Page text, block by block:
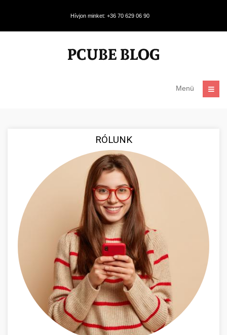
Hívjon minket: +36 70 629 06 90
Menü
RÓLUNK